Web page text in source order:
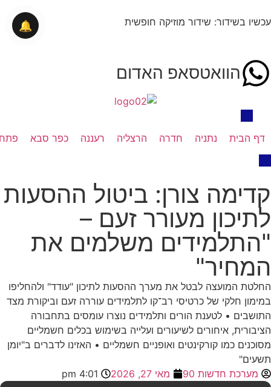
עכשיו בשידור: שידור מוזיקה חופשית
הוואטסאפ האדום
דף הבית נתניה חדרה הרצליה רעננה כפר סבא
קדימה צורן: ביטול ההסעות
לתיכון מעורר זעם –
"התלמידים משלמים את
המחיר"
החלטת המועצה לבטל את מערך ההסעות לתיכון "עודד" ולהחליפו
במימון חלקי של כרטיסי רב־קו לתלמידים עוררה זעם וביקורת מצד
התושבים • לטענת הורים ותלמידים נוצרו עומסים בתחבורה
הציבורית, איחורים לשיעורים ועלייה בשימוש בכלים חשמליים
מסוכנים כמו קורקינטים ואופניים חשמליים • האזינו לדברים ב"יומן
תשעים"
מערכת חדשות 90
מאי 27, 2026 4:01 pm
🔔